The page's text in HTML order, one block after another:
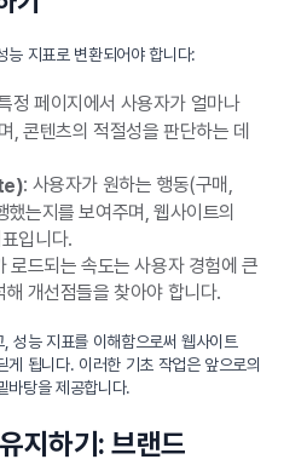
능 지표로 변환되어야 합니다:
정 페이지에서 사용자가 얼마나
, 콘텐츠의 적절성을 판단하는 데
: 사용자가 원하는 행동(구매,
는지를 보여주며, 웹사이트의
입니다.
로드되는 속도는 사용자 경험에 큰
개선점들을 찾아야 합니다.
성능 지표를 이해함으로써 웹사이트
게 됩니다. 이러한 기초 작업은 앞으로의
바탕을 제공합니다.
지하기: 브랜드